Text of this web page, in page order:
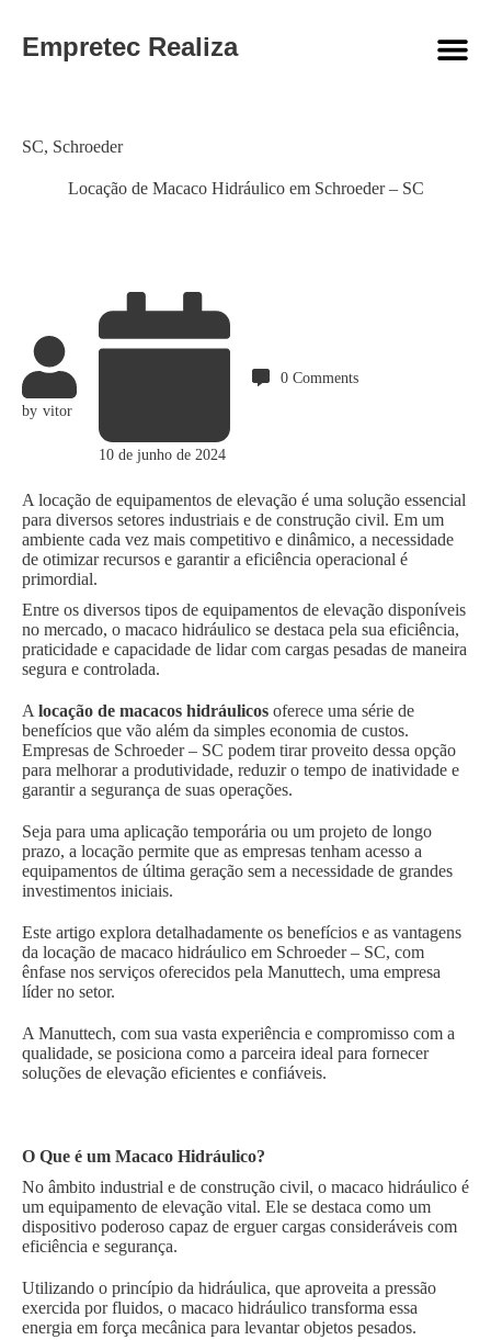
Empretec Realiza
Locação de Macaco Hidráulico em Schroeder – SC
Category
SC, Schroeder
by vitor
10 de junho de 2024
0 Comments
A locação de equipamentos de elevação é uma solução essencial
para diversos setores industriais e de construção civil. Em um
ambiente cada vez mais competitivo e dinâmico, a necessidade
de otimizar recursos e garantir a eficiência operacional é
primordial.
Entre os diversos tipos de equipamentos de elevação disponíveis
no mercado, o macaco hidráulico se destaca pela sua eficiência,
praticidade e capacidade de lidar com cargas pesadas de maneira
segura e controlada.
A locação de macacos hidráulicos oferece uma série de
benefícios que vão além da simples economia de custos.
Empresas de Schroeder – SC podem tirar proveito dessa opção
para melhorar a produtividade, reduzir o tempo de inatividade e
garantir a segurança de suas operações.
Seja para uma aplicação temporária ou um projeto de longo
prazo, a locação permite que as empresas tenham acesso a
equipamentos de última geração sem a necessidade de grandes
investimentos iniciais.
Este artigo explora detalhadamente os benefícios e as vantagens
da locação de macaco hidráulico em Schroeder – SC, com
ênfase nos serviços oferecidos pela Manuttech, uma empresa
líder no setor.
A Manuttech, com sua vasta experiência e compromisso com a
qualidade, se posiciona como a parceira ideal para fornecer
soluções de elevação eficientes e confiáveis.
O Que é um Macaco Hidráulico?
No âmbito industrial e de construção civil, o macaco hidráulico é
um equipamento de elevação vital. Ele se destaca como um
dispositivo poderoso capaz de erguer cargas consideráveis com
eficiência e segurança.
Utilizando o princípio da hidráulica, que aproveita a pressão
exercida por fluidos, o macaco hidráulico transforma essa
energia em força mecânica para levantar objetos pesados.